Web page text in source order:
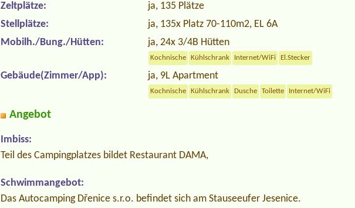
Zeltplätze:
ja, 135 Plätze
Stellplätze:
ja, 135x Platz 70-110m2, EL 6A
Mobilh./Bung./Hütten:
ja, 24x 3/4B Hütten
Kochnische Kühlschrank Internet/WiFi El.Stecker
Gebäude(Zimmer/App): ja, 9L Apartment
Kochnische Kühlschrank Dusche Toilette Internet/WiFi
Angebot
Imbiss:
Teil des Campingplatzes bildet Restaurant DAMA,
Schwimmangebot:
Das Autocamping Dřenice s.r.o. befindet sich am Stauseeufer Jesenice.